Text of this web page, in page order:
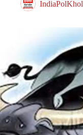
IndiaPolKhol